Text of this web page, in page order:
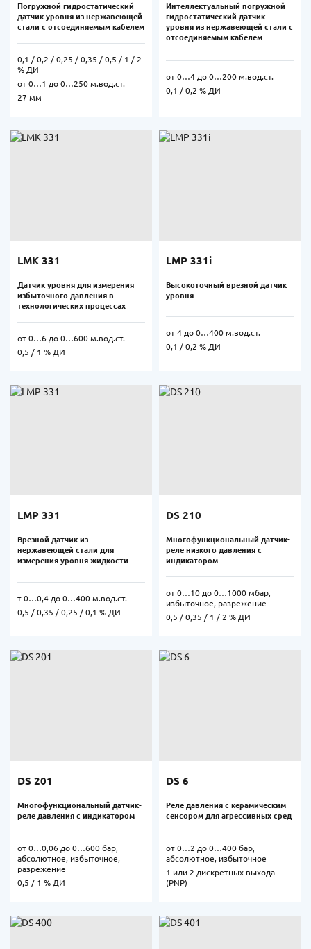
Погружной гидростатический
датчик уровня из нержавеющей
стали с отсоединяемым кабелем
0,1 / 0,2 / 0,25 / 0,35 / 0,5 / 1 / 2
% ДИ
от 0…1 до 0…250 м.вод.ст.
27 мм
Интеллектуальный погружной
гидростатический датчик
уровня из нержавеющей стали с
отсоединяемым кабелем
от 0…4 до 0…200 м.вод.ст.
0,1 / 0,2 % ДИ
LMK 331
Датчик уровня для измерения
избыточного давления в
технологических процессах
от 0…6 до 0…600 м.вод.ст.
0,5 / 1 % ДИ
LMP 331i
Высокоточный врезной датчик
уровня
от 4 до 0…400 м.вод.ст.
0,1 / 0,2 % ДИ
LMP 331
Врезной датчик из
нержавеющей стали для
измерения уровня жидкости
т 0…0,4 до 0…400 м.вод.ст.
0,5 / 0,35 / 0,25 / 0,1 % ДИ
DS 210
Многофункциональный датчик-
реле низкого давления с
индикатором
от 0…10 до 0…1000 мбар,
избыточное, разрежение
0,5 / 0,35 / 1 / 2 % ДИ
DS 201
Многофункциональный датчик-
реле давления с индикатором
от 0…0,06 до 0…600 бар,
абсолютное, избыточное,
разрежение
0,5 / 1 % ДИ
DS 6
Реле давления с керамическим
сенсором для агрессивных сред
от 0…2 до 0…400 бар,
абсолютное, избыточное
1 или 2 дискретных выхода
(PNP)